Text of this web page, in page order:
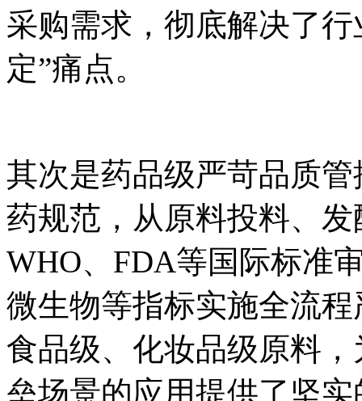
采购需求，彻底解决了
定”痛点。
其次是药品级严苛品质
药规范，从原料投料、
WHO、FDA等国际标准
微生物等指标实施全流
食品级、化妆品级原料
垒场景的应用提供了坚